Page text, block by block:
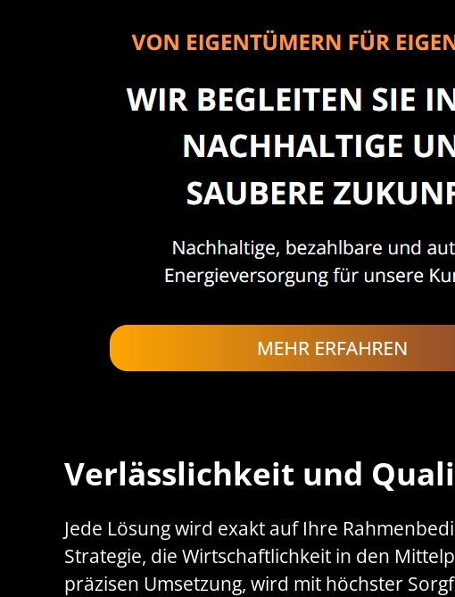
Verlässlichkeit und
Jede Lösung wird exakt auf Ihre
Strategie, die Wirtschaftlichkeit in den
präzisen Umsetzung, wird mit höchster